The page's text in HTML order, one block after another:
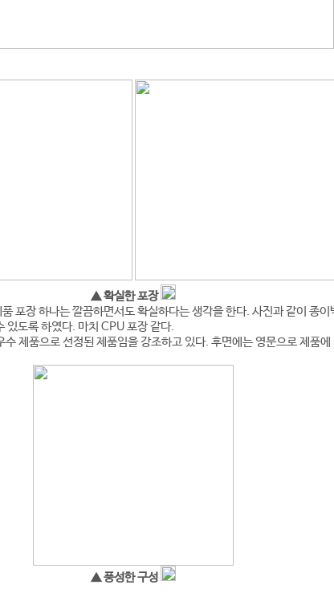
▲ 확실한 포장
포장 하나는 깔끔하면서도 확실하다는 생각을 한다. 사진과 같이 종
있도록 하였다. 마치 CPU 포장 같다.
제품으로 선정된 제품임을 강조하고 있다. 후면에는 영문으로 제품에
▲ 풍성한 구성